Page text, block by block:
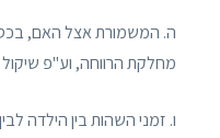
ה. המשמורת אצל האם,
מחלקת הרווחה, וע"פ שיקול
ו. זמני השהות בין הילדה